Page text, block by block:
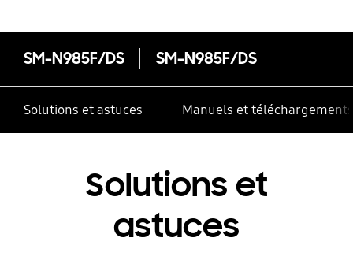
SM-N985F/DS SM-N985F/DS
Solutions et astuces Manuels et téléchargements
Solutions et
astuces